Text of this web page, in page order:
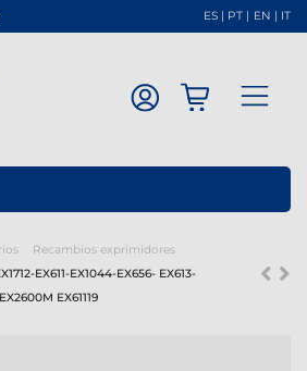
ES | PT | EN | IT
Recambios exprimidores
EX611-EX1044-EX656- EX613-
EX61119